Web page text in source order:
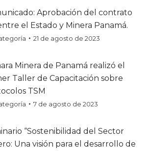
Aprobación del contrato
el Estado y Minera Panamá.
21 de agosto de 2023
Minera de Panamá realizó el
Taller de Capacitación sobre
TSM
7 de agosto de 2023
“Sostenibilidad del Sector
Una visión para el desarrollo de